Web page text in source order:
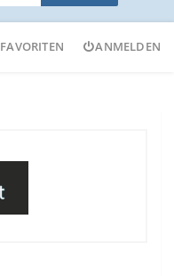
FAVORITEN ANMELDEN